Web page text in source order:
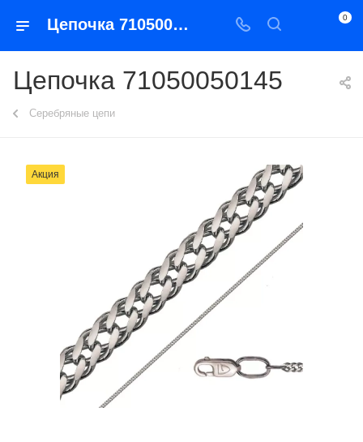
Цепочка 71050050145 0
Цепочка 71050050145
Серебряные цепи
Акция